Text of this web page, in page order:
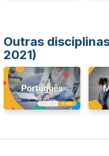
Outras
2021)